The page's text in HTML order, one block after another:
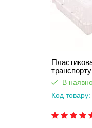
G-2001
В
Код